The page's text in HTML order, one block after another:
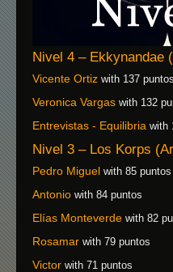
Nivel 4 – Ekkynandae
Vicente Ortiz with 137 puntos
Veronica Vargas with 132
Entrevistas - Equilibria with
Nivel 3 – Los Korps
Pedro Miguel with 85 puntos
Antonio with 84 puntos
Elías Monteverde with 82
Rosamar with 79 puntos
Victor with 71 puntos